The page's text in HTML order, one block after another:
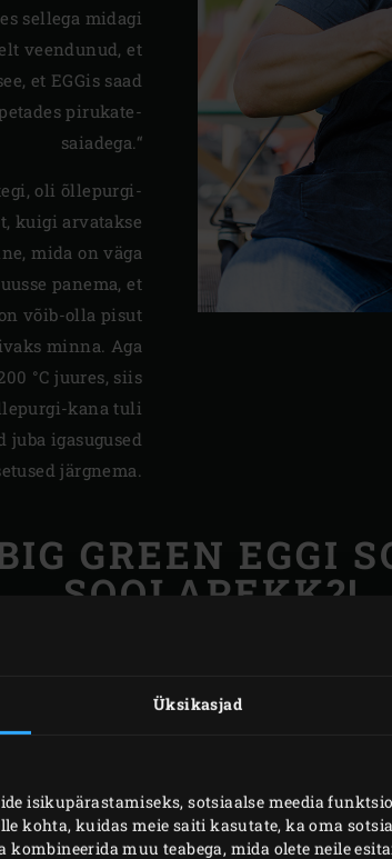
Üksikasjad
isikupärastamiseks, sotsiaalse meedia
kohta, kuidas meie saiti kasutate, ka oma
kombineerida muu teabega, mida olete neile
sellega midagi
veendunud, et
et EGGis saad
pirukate-
saiadega.“
oli õllepurgi-
kuigi arvatakse
mida on väga
panema, et
võib-olla pisut
minna. Aga
°C juures, siis
kana tuli
juba igasugused
järgnema.
GREEN EGGI
SOOLAPEKK?!
asi, mis Rihot toidutegemise juures eriti
on legendaarne ja läinud lausa
„Võtad tavalise soolapeki, paned EGGi
kui ka külmalt. Töö juures on ikka
teinud. Alustasin ühe-kahe tükiga, viimane
õhtul valmis, keeran fooliumisse ja
grillilt tuleb, no see on legendaarne. Nii